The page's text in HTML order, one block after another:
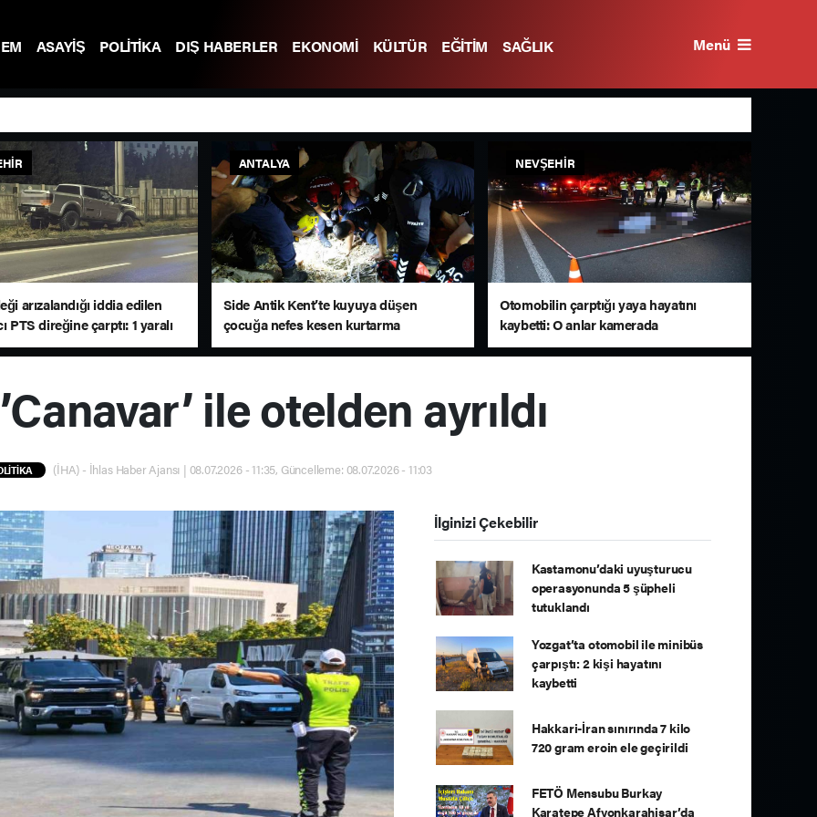
ASAYİŞ POLİTİKA DIŞ HABERLER EKONOMİ KÜLTÜR EĞİTİM SAĞLIK Menü
arızalandığı iddia edilen
PTS direğine çarptı: 1 yaralı
ANTALYA
Side Antik Kent’te kuyuya düşen
çocuğa nefes kesen kurtarma
operasyonu
NEVŞEHIR
Otomobilin çarptığı yaya hayatını
kaybetti: O anlar kamerada
ile otelden ayrıldı
(İHA) - İhlas Haber Ajansı | 08.07.2026 - 11:35, Güncelleme: 08.07.2026 - 11:03
İlginizi Çekebilir
Kastamonu’daki uyuşturucu
operasyonunda 5 şüpheli
tutuklandı
Yozgat’ta otomobil ile minibüs
çarpıştı: 2 kişi hayatını
kaybetti
Hakkari-İran sınırında 7 kilo
720 gram eroin ele geçirildi
FETÖ Mensubu Burkay
Karatepe Afyonkarahisar’da